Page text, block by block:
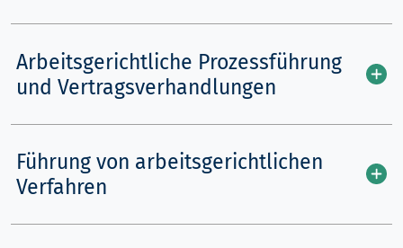
Arbeitsgerichtliche Prozessführung
und Vertragsverhandlungen
Führung von arbeitsgerichtlichen
Verfahren